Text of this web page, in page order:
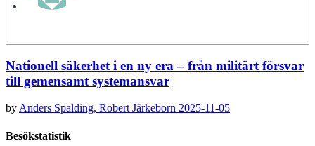
Nationell säkerhet i en ny era – från militärt försvar
till gemensamt systemansvar
byAnders Spalding, Robert Järkeborn 2025-11-05
Besökstatistik